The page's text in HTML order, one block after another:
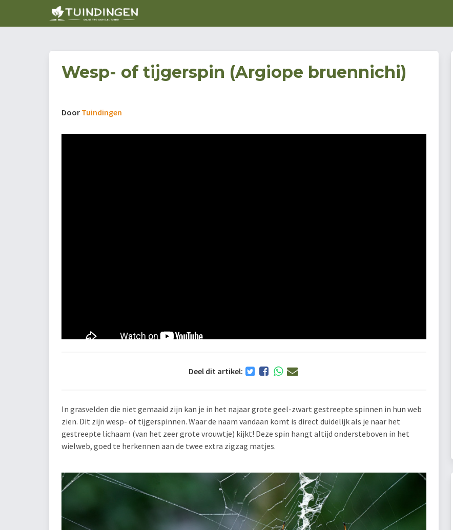
Wesp- of tijgerspin (Argiope bruennichi)
Door Tuindingen
Deel dit artikel:
In grasvelden die niet gemaaid zijn kan je in het najaar grote geel-zwart gestreepte spinnen in hun web
zien. Dit zijn wesp- of tijgerspinnen. Waar de naam vandaan komt is direct duidelijk als je naar het
gestreepte lichaam (van het zeer grote vrouwtje) kijkt! Deze spin hangt altijd ondersteboven in het
wielweb, goed te herkennen aan de twee extra zigzag matjes.